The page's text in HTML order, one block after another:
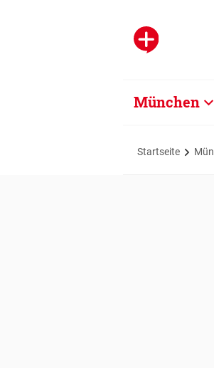
München
Startseite